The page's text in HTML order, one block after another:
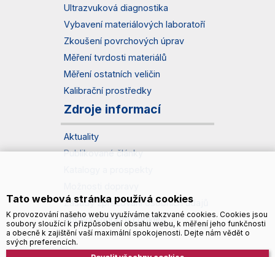
Ultrazvuková diagnostika
Vybavení materiálových laboratoří
Zkoušení povrchových úprav
Měření tvrdosti materiálů
Měření ostatních veličin
Kalibrační prostředky
Zdroje informací
Aktuality
Publikované články
Zásady zpracování osobních údajů
Správa souborů cookies
Tato webová stránka používá cookies
K provozování našeho webu využíváme takzvané cookies. Cookies jsou
soubory sloužící k přizpůsobení obsahu webu, k měření jeho funkčnosti
a obecně k zajištění vaší maximální spokojenosti. Dejte nám vědět o
svých preferencích.